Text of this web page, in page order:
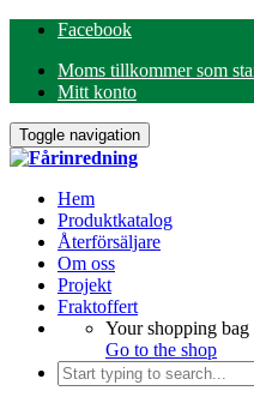
Facebook
Moms tillkommer som
Mitt konto
Toggle navigation
Hem
Produktkatalog
Återförsäljare
Om oss
Projekt
Fraktoffert
Your shopping bag
Go to the shop